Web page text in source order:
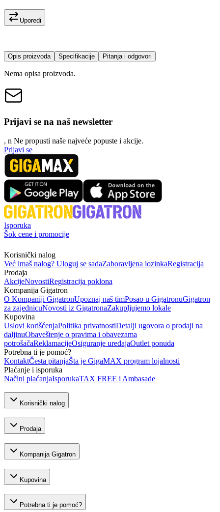
Uporedi
Opis proizvoda Specifikacije Pitanja i odgovori
Nema opisa proizvoda.
Prijavi se na naš newsletter
, n Ne propusti naše najveće popuste i akcije.
Prijavi se
Isporuka
Šok cene i promocije
Korisnički nalog
Već imaš nalog? Uloguj se sadaZaboravljena lozinkaRegistracija
Prodaja
AkcijeNovostiRegistracija poklona
Kompanija Gigatron
O Kompaniji GigatronUpoznaj naš timPosao u GigatronuGigatron
za zajednicuNovosti iz GigatronaZakupljujemo lokale
Kupovina
Uslovi korišćenjaPolitika privatnostiDetalji ugovora o prodaji na
daljinuObaveštenje o pravima i obavezama
potrošačaReklamacijeOsiguranje uređajaOutlet ponuda
Potrebna ti je pomoć?
KontaktČesta pitanjaŠta je GigaMAX program lojalnosti
Plaćanje i isporuka
Načini plaćanjaIsporukaTAX FREE i Ambasade
Korisnički nalog
Prodaja
Kompanija Gigatron
Kupovina
Potrebna ti je pomoć?